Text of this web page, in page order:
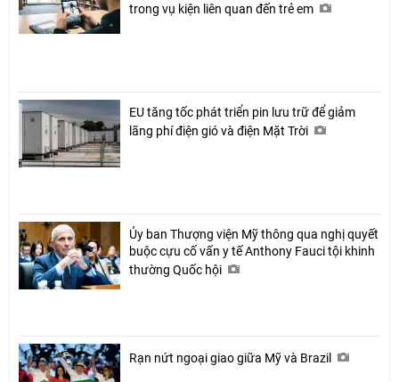
trong vụ kiện liên quan đến trẻ em
EU tăng tốc phát triển pin lưu trữ để giảm
lãng phí điện gió và điện Mặt Trời
Ủy ban Thượng viện Mỹ thông qua nghị quyết
buộc cựu cố vấn y tế Anthony Fauci tội khinh
thường Quốc hội
Rạn nứt ngoại giao giữa Mỹ và Brazil